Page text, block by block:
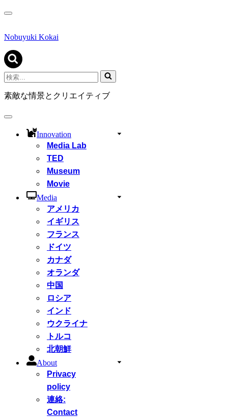
ナ
ゲ
シ
ョ
ン
メ
ニ
ュ
Nobuyuki Kokai
検
索...
素敵な情景とクリエイティブ
ナ
Innovation
Media Lab
TED
Museum
Movie
Media
アメリカ
イギリス
フランス
ドイツ
カナダ
オランダ
中国
ロシア
インド
ウクライナ
トルコ
北朝鮮
About
Privacy
policy
連絡:
Contact